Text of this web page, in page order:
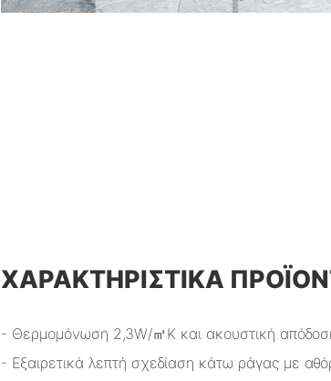
ΧΑΡΑΚΤΗΡΙΣΤΙΚΆ
- Θερμομόνωση 2,3W/㎡K και ακουστική
- Εξαιρετικά λεπτή σχεδίαση κάτω ράγας με